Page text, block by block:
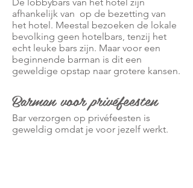
afhankelijk van op de bezetting van
het hotel. Meestal bezoeken de lokale
bevolking geen hotelbars, tenzij het
echt leuke bars zijn. Maar voor een
beginnende barman is dit een
geweldige opstap naar grotere kansen.
Barman voor privéfeesten
Bar verzorgen op privéfeesten is
geweldig omdat je voor jezelf werkt.